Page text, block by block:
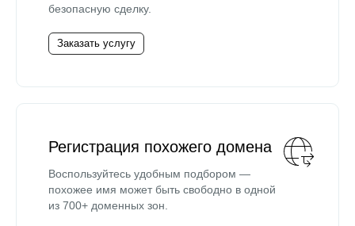
безопасную сделку.
Заказать услугу
Регистрация похожего домена
Воспользуйтесь удобным подбором —
похожее имя может быть свободно в одной
из 700+ доменных зон.